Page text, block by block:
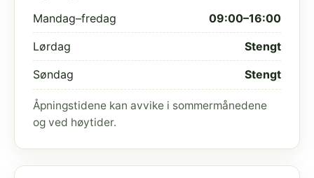
Mandag–fredag 09:00–16:00
Lørdag Stengt
Søndag Stengt
Åpningstidene kan avvike i sommermånedene
og ved høytider.